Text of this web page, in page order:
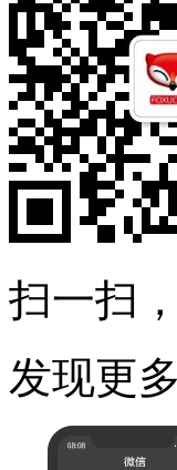
扫一扫
发现更